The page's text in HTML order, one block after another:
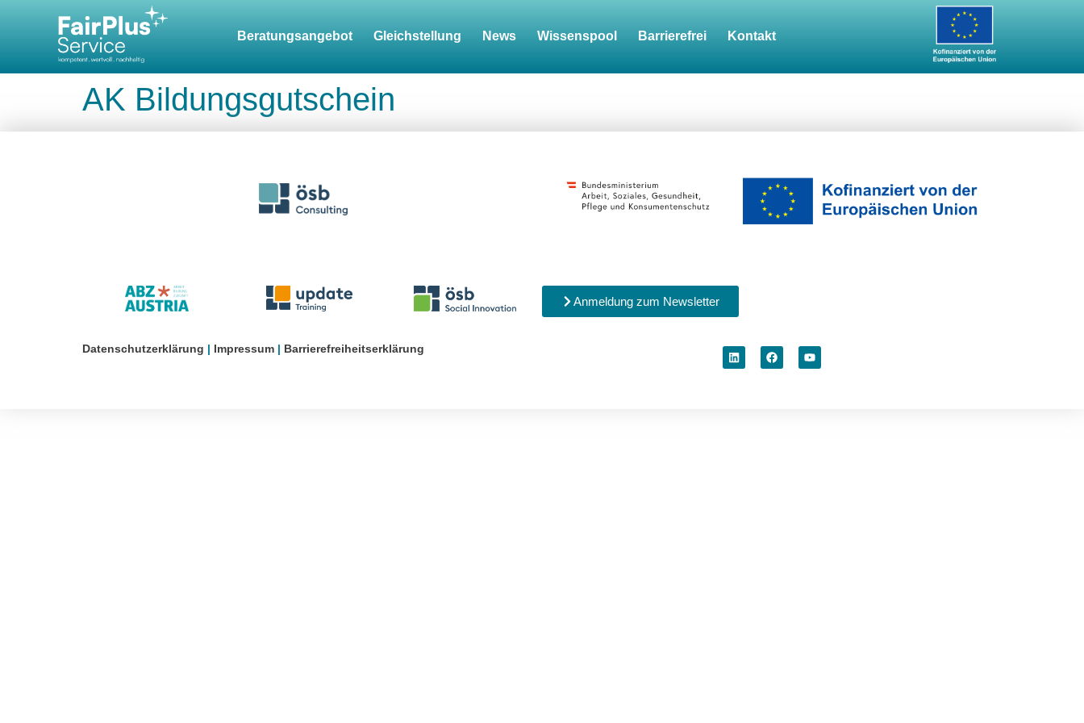
Beratungsangebot
Gleichstellung News Wissenspool Barrierefrei Kontakt
AK Bildungsgutschein
Anmeldung zum Newsletter
Datenschutzerklärung | Impressum | Barrierefreiheitserklärung